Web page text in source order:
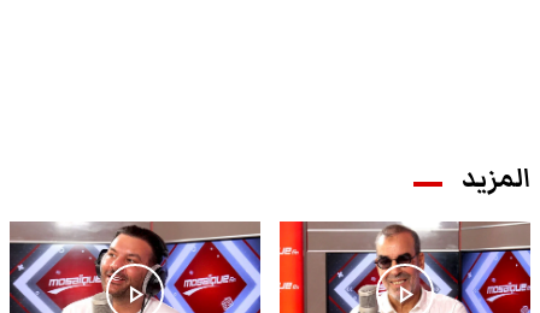
المزيد
play_arrow
play_arrow